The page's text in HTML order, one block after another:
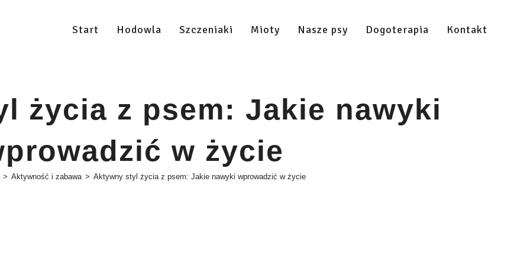
Start Hodowla Szczeniaki Mioty Nasze psy Dogoterapia Kontakt
życia z psem: Jakie nawyki
w życie
> Aktywność i zabawa > Aktywny styl życia z psem: Jakie nawyki wprowadzić w życie